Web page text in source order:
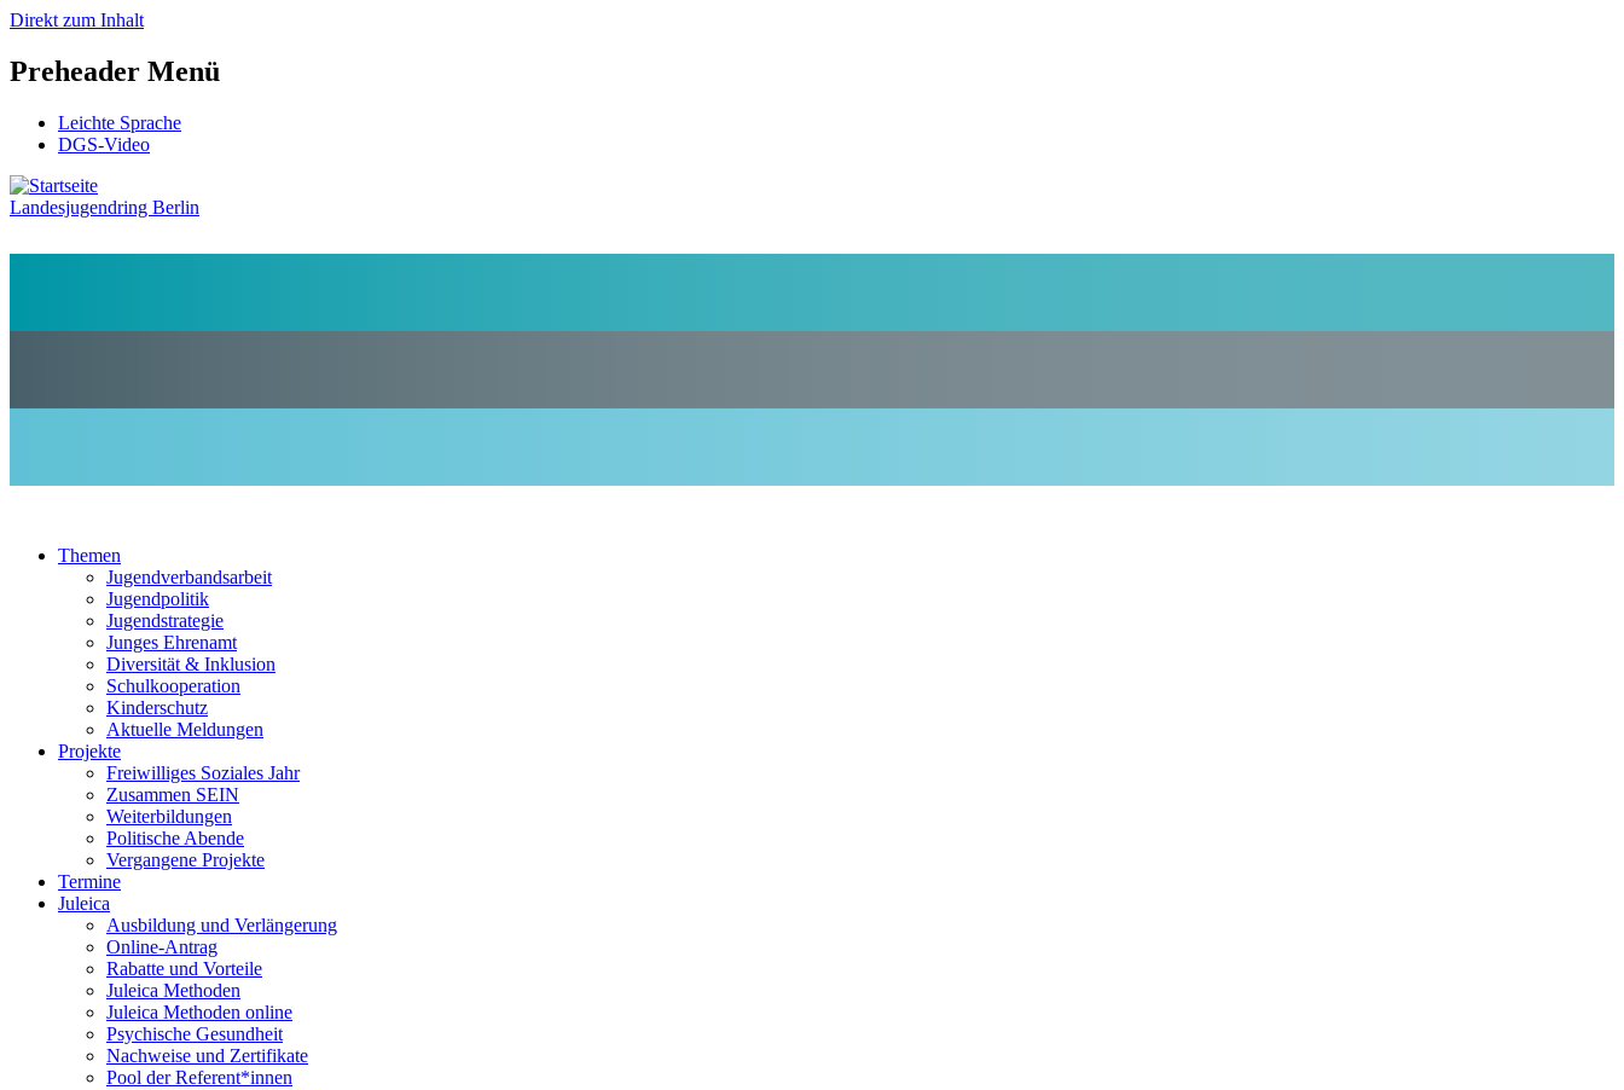
Direkt zum Inhalt
Preheader Menü
Leichte Sprache
DGS-Video
Landesjugendring Berlin
Themen
Jugendverbandsarbeit
Jugendpolitik
Jugendstrategie
Junges Ehrenamt
Diversität & Inklusion
Schulkooperation
Kinderschutz
Aktuelle Meldungen
Projekte
Freiwilliges Soziales Jahr
Zusammen SEIN
Weiterbildungen
Politische Abende
Vergangene Projekte
Termine
Juleica
Ausbildung und Verlängerung
Online-Antrag
Rabatte und Vorteile
Juleica Methoden
Juleica Methoden online
Psychische Gesundheit
Nachweise und Zertifikate
Pool der Referent*innen